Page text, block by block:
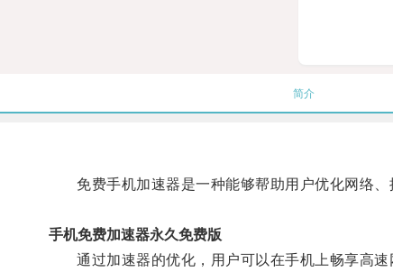
简介
免费手机加速器是一种能够帮助用户优化网络、
手机免费加速器永久免费版
通过加速器的优化，用户可以在手机上畅享高速